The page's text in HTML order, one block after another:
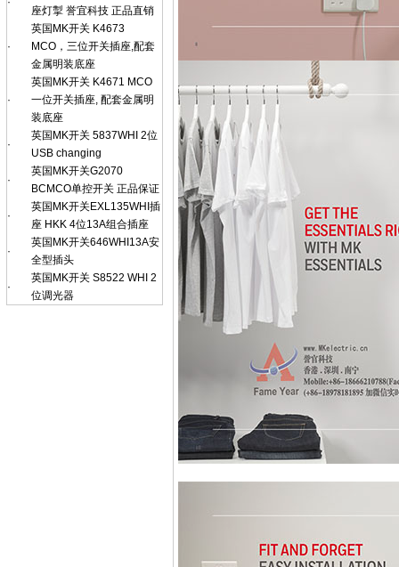
座灯掣 誉宜科技 正品直销
·
英国MK开关 K4673
MCO，三位开关插座,配套
金属明装底座
·
英国MK开关 K4671 MCO
一位开关插座, 配套金属明
装底座
·
英国MK开关 5837WHI 2位
USB changing
·
英国MK开关G2070
BCMCO单控开关 正品保证
·
英国MK开关EXL135WHI插
座 HKK 4位13A组合插座
·
英国MK开关646WHI13A安
全型插头
·
英国MK开关 S8522 WHI 2
位调光器